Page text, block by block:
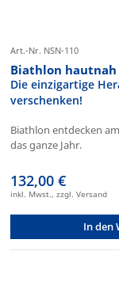
Art.-Nr. NSN-110
Biathlon hautnah
Die einzigartige
verschenken!
Biathlon entdecken
das ganze Jahr.
132,00 €
inkl. Mwst., zzgl. Versand
In den